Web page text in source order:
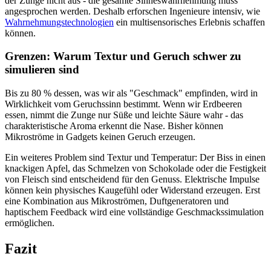
angesprochen werden. Deshalb erforschen Ingenieure intensiv, wie
Wahrnehmungstechnologien ein multisensorisches Erlebnis schaffen
können.
Grenzen: Warum Textur und Geruch schwer zu
simulieren sind
Bis zu 80 % dessen, was wir als "Geschmack" empfinden, wird in
Wirklichkeit vom Geruchssinn bestimmt. Wenn wir Erdbeeren
essen, nimmt die Zunge nur Süße und leichte Säure wahr - das
charakteristische Aroma erkennt die Nase. Bisher können
Mikroströme in Gadgets keinen Geruch erzeugen.
Ein weiteres Problem sind Textur und Temperatur: Der Biss in einen
knackigen Apfel, das Schmelzen von Schokolade oder die Festigkeit
von Fleisch sind entscheidend für den Genuss. Elektrische Impulse
können kein physisches Kaugefühl oder Widerstand erzeugen. Erst
eine Kombination aus Mikroströmen, Duftgeneratoren und
haptischem Feedback wird eine vollständige Geschmackssimulation
ermöglichen.
Fazit